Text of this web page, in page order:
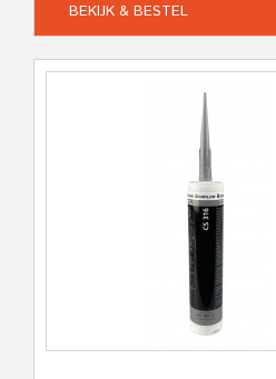
BEKIJK & BESTEL